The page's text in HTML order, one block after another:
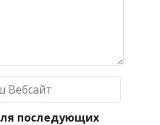
последующих